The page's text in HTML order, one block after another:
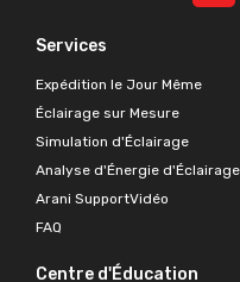
Services
Expédition le Jour Même
Éclairage sur Mesure
Simulation d'Éclairage
Analyse d'Énergie d'Éclairage
Arani SupportVidéo
FAQ
Centre d'Éducation